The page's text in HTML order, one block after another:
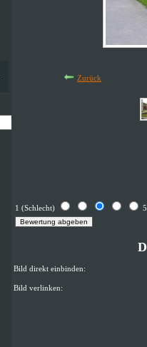
Zurück
1 (Schlecht)
Bild direkt einbinden:
Bild verlinken: